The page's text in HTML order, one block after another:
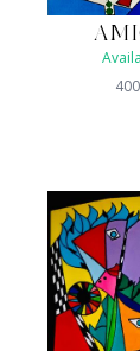
400